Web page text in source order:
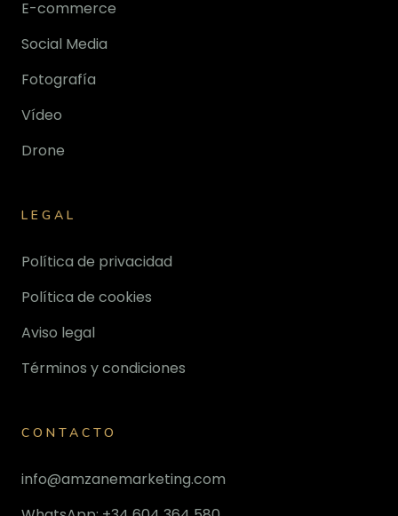
E-commerce
Social Media
Fotografía
Vídeo
Drone
LEGAL
Política de privacidad
Política de cookies
Aviso legal
Términos y condiciones
CONTACTO
info@amzanemarketing.com